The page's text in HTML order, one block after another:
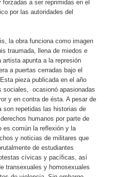
a ser reprimidas en el
por las autoridades del
la obra funciona como imagen
traumada, llena de miedos e
artista apunta a la represión
a puertas cerradas bajo el
pieza publicada en el año
sociales, ocasionó apasionadas
y en contra de ésta. A pesar de
son repetidas las historias de
humanos por parte de
es común la reflexión y la
y noticias de militares que
de estudiantes
cívicas y pacíficas, así
transexuales y homosexuales